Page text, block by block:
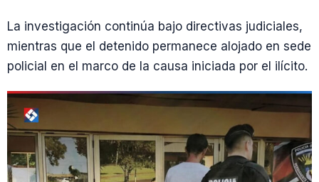
La investigación continúa bajo directivas judiciales,
mientras que el detenido permanece alojado en sede
policial en el marco de la causa iniciada por el ilícito.